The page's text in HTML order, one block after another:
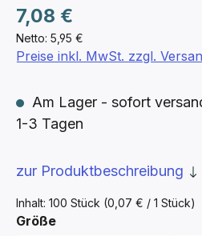
Netto: 5,95 €
Regulärer Preis:
7,08 €
Inhalt: 100 Stück (0,07 € / 1 Stück)
Preise inkl. MwSt. zzgl.
Am Lager - sofort
1-3 Tagen
zur Produktbeschreibung
Größeauswählen